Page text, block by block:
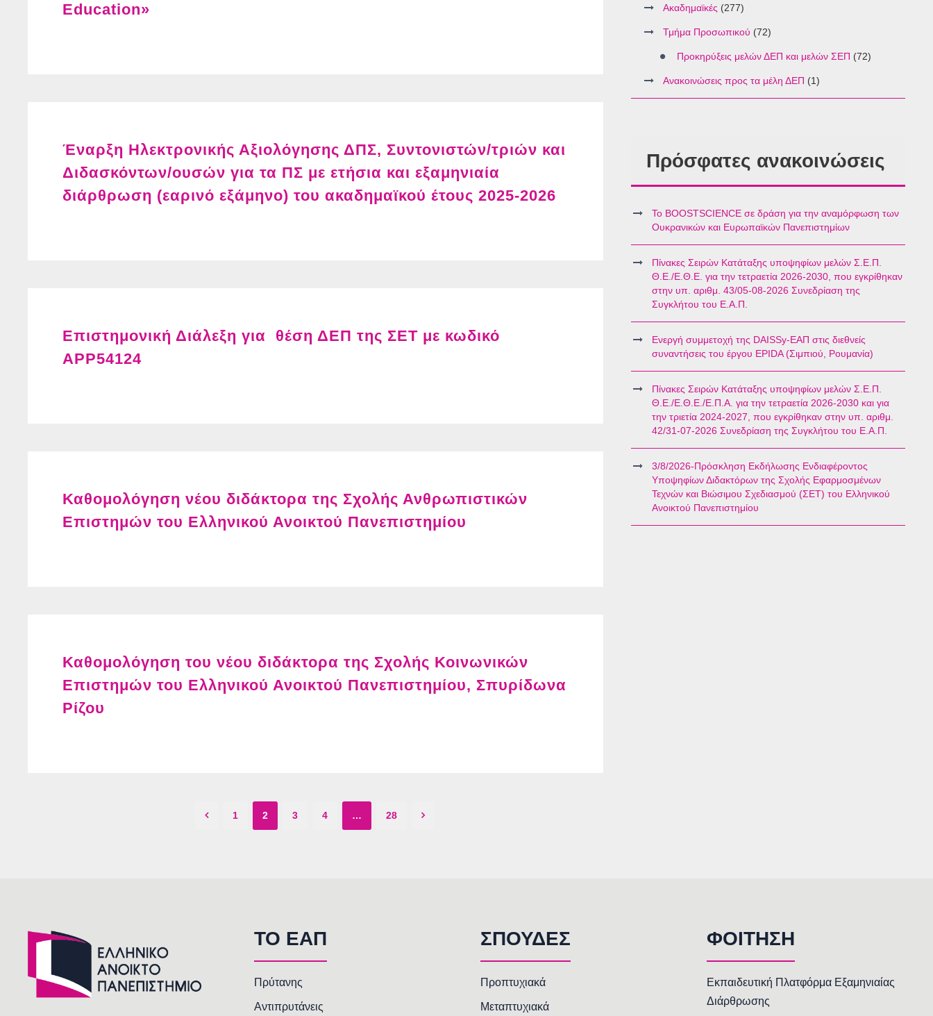
Education»
Έναρξη Ηλεκτρονικής Αξιολόγησης ΔΠΣ, Συντονιστών/τριών και
Διδασκόντων/ουσών για τα ΠΣ με ετήσια και εξαμηνιαία
διάρθρωση (εαρινό εξάμηνο) του ακαδημαϊκού έτους 2025-2026
Επιστημονική Διάλεξη για θέση ΔΕΠ της ΣΕΤ με κωδικό
APP54124
Καθομολόγηση νέου διδάκτορα της Σχολής Ανθρωπιστικών
Επιστημών του Ελληνικού Ανοικτού Πανεπιστημίου
Καθομολόγηση του νέου διδάκτορα της Σχολής Κοινωνικών
Επιστημών του Ελληνικού Ανοικτού Πανεπιστημίου, Σπυρίδωνα
Ρίζου
1 2 3 4 … 28
Ακαδημαϊκές (277)
Τμήμα Προσωπικού (72)
Προκηρύξεις μελών ΔΕΠ και μελών ΣΕΠ (72)
Ανακοινώσεις προς τα μέλη ΔΕΠ (1)
Πρόσφατες ανακοινώσεις
Το BOOSTSCIENCE σε δράση για την αναμόρφωση των
Ουκρανικών και Ευρωπαϊκών Πανεπιστημίων
Πίνακες Σειρών Κατάταξης υποψηφίων μελών Σ.Ε.Π.
Θ.Ε./Ε.Θ.Ε. για την τετραετία 2026-2030, που εγκρίθηκαν
στην υπ. αριθμ. 43/05-08-2026 Συνεδρίαση της
Συγκλήτου του Ε.Α.Π.
Ενεργή συμμετοχή της DAISSy-ΕΑΠ στις διεθνείς
συναντήσεις του έργου EPIDA (Σιμπιού, Ρουμανία)
Πίνακες Σειρών Κατάταξης υποψηφίων μελών Σ.Ε.Π.
Θ.Ε./Ε.Θ.Ε./Ε.Π.Α. για την τετραετία 2026-2030 και για
την τριετία 2024-2027, που εγκρίθηκαν στην υπ. αριθμ.
42/31-07-2026 Συνεδρίαση της Συγκλήτου του Ε.Α.Π.
3/8/2026-Πρόσκληση Εκδήλωσης Ενδιαφέροντος
Υποψηφίων Διδακτόρων της Σχολής Εφαρμοσμένων
Τεχνών και Βιώσιμου Σχεδιασμού (ΣΕΤ) του Ελληνικού
Ανοικτού Πανεπιστημίου
TO EAΠ
Πρύτανης
Αντιπρυτάνεις
ΣΠΟΥΔΕΣ
Προπτυχιακά
Μεταπτυχιακά
ΦΟΙΤΗΣΗ
Εκπαιδευτική Πλατφόρμα Εξαμηνιαίας
Διάρθρωσης